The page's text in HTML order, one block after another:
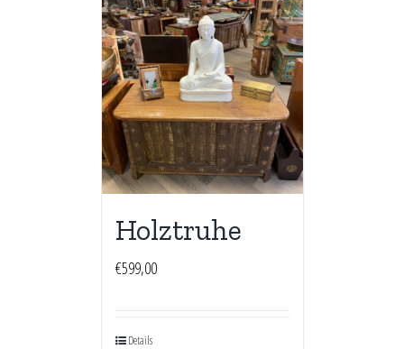
Holztruhe
€599,00
Details